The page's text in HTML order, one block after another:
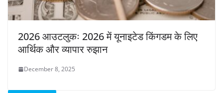
2026 आउटलुकः 2026 में यूनाइटेड किंगडम के लिए
आर्थिक और व्यापार रुझान
December 8, 2025